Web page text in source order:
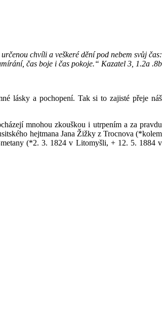
určenou chvíli a veškeré dění pod nebem svůj čas:
čas boje i čas pokoje.“ Kazatel 3, 1.2a .8b
lásky a pochopení. Tak si to zajisté přeje náš
mnohou zkouškou i utrpením a za pravdu
hejtmana Jana Žižky z Trocnova (*kolem
(*2. 3. 1824 v Litomyšli, + 12. 5. 1884 v